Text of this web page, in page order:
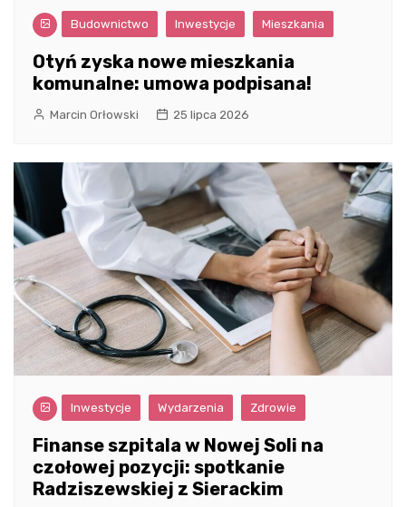
Budownictwo Inwestycje Mieszkania
Otyń zyska nowe mieszkania
komunalne: umowa podpisana!
Marcin Orłowski 25 lipca 2026
Inwestycje Wydarzenia Zdrowie
Finanse szpitala w Nowej Soli na
czołowej pozycji: spotkanie
Radziszewskiej z Sierackim